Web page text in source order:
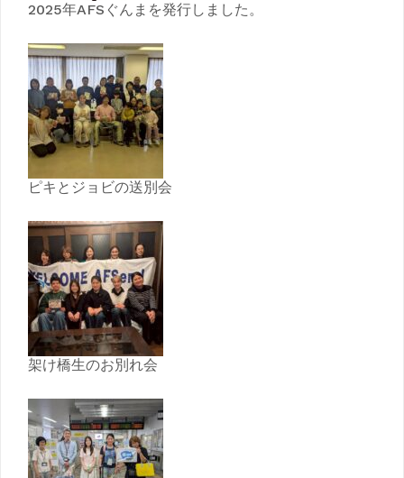
2025年AFSぐんまを発行しました。
ピキとジョビの送別会
架け橋生のお別れ会